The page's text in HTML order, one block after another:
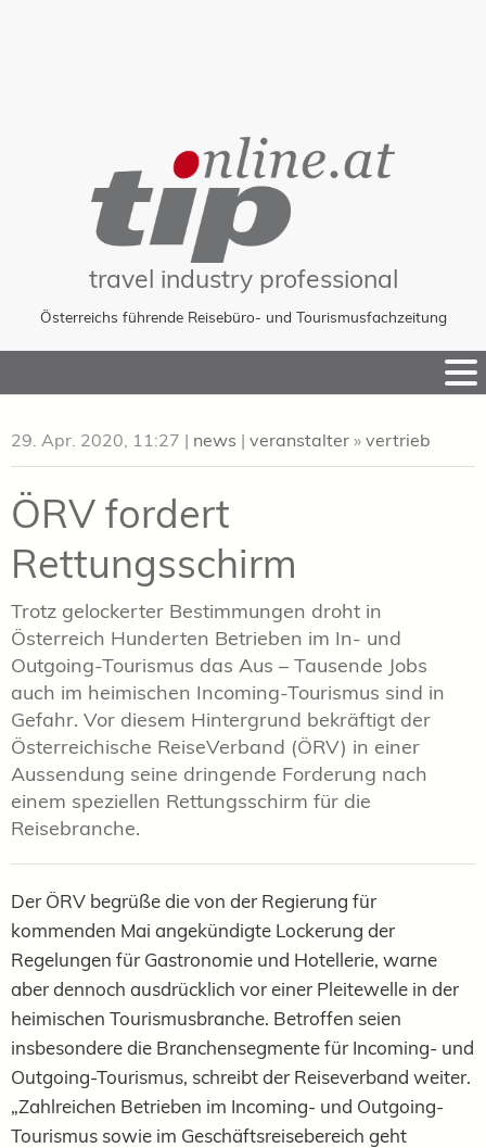
travel industry professional
Österreichs führende Reisebüro- und Tourismusfachzeitung
to
29. Apr. 2020, 11:27 | news | veranstalter » vertrieb
ÖRV fordert
Rettungsschirm
Trotz gelockerter Bestimmungen droht in
Österreich Hunderten Betrieben im In- und
Outgoing-Tourismus das Aus – Tausende Jobs
auch im heimischen Incoming-Tourismus sind in
Gefahr. Vor diesem Hintergrund bekräftigt der
Österreichische ReiseVerband (ÖRV) in einer
Aussendung seine dringende Forderung nach
einem speziellen Rettungsschirm für die
Reisebranche.
Der ÖRV begrüße die von der Regierung für
kommenden Mai angekündigte Lockerung der
Regelungen für Gastronomie und Hotellerie, warne
aber dennoch ausdrücklich vor einer Pleitewelle in der
heimischen Tourismusbranche. Betroffen seien
insbesondere die Branchensegmente für Incoming- und
Outgoing-Tourismus, schreibt der Reiseverband weiter.
„Zahlreichen Betrieben im Incoming- und Outgoing-
Tourismus sowie im Geschäftsreisebereich geht